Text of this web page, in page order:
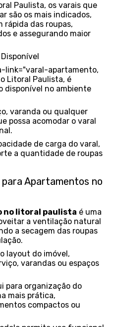
Paulista, os varais que
são os mais indicados,
rápida das roupas,
e assegurando maior
link="varal-apartamento,
Litoral Paulista, é
disponível no ambiente
varanda ou qualquer
possa acomodar o varal
de carga do varal,
a quantidade de roupas
Apartamentos no
no litoral paulista é uma
a ventilação natural
a secagem das roupas
layout do imóvel,
varandas ou espaços
para organização do
mais prática,
compactos ou